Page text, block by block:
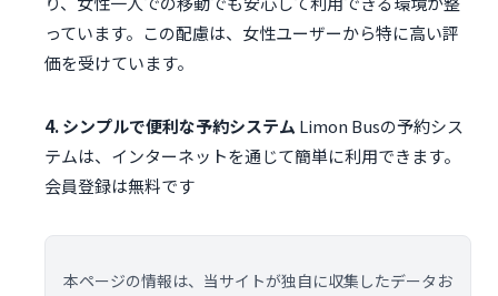
っています。この配慮は、女性ユーザーから特に高い評
価を受けています。
4. シンプルで便利な予約システム Limon Busの予約シス
テムは、インターネットを通じて簡単に利用できます。
会員登録は無料です
本ページの情報は、当サイトが独自に収集したデータお